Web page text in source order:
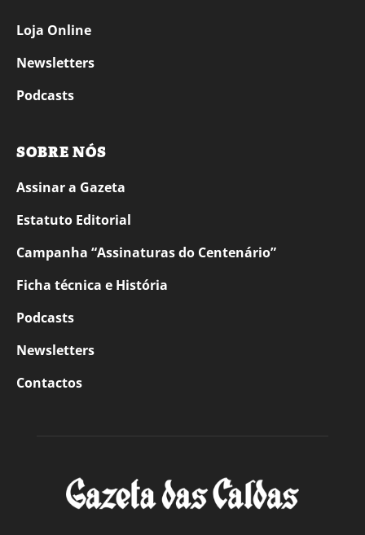
Loja Online
Newsletters
Podcasts
SOBRE NÓS
Assinar a Gazeta
Estatuto Editorial
Campanha “Assinaturas do Centenário”
Ficha técnica e História
Podcasts
Newsletters
Contactos